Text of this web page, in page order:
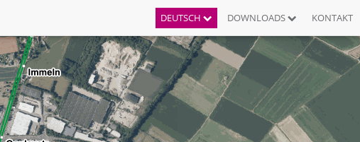
DEUTSCH DOWNLOADS KONTAKT